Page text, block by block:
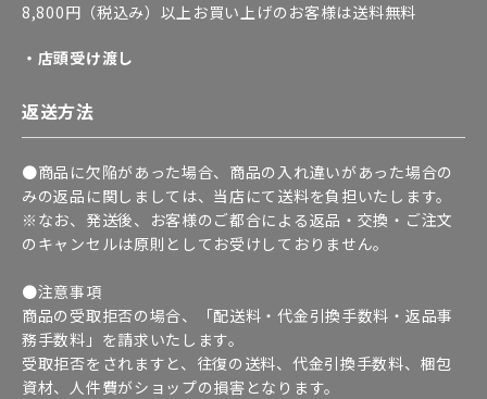
8,800円（税込み）以上お買い上げのお客様は送料無料
・店頭受け渡し
返送方法
●商品に欠陥があった場合、商品の入れ違いがあった場合の
みの返品に関しましては、当店にて送料を負担いたします。
※なお、発送後、お客様のご都合による返品・交換・ご注文
のキャンセルは原則としてお受けしておりません。
●注意事項
商品の受取拒否の場合、「配送料・代金引換手数料・返品事
務手数料」を請求いたします。
受取拒否をされますと、往復の送料、代金引換手数料、梱包
資材、人件費がショップの損害となります。